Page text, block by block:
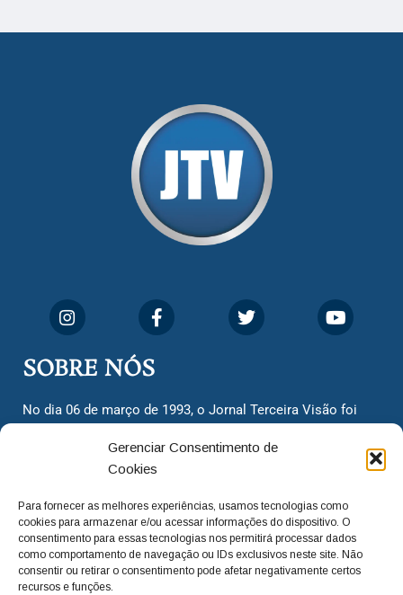
Gerenciar Consentimento de
Cookies
Para fornecer as melhores experiências, usamos tecnologias como
cookies para armazenar e/ou acessar informações do dispositivo. O
consentimento para essas tecnologias nos permitirá processar dados
como comportamento de navegação ou IDs exclusivos neste site. Não
consentir ou retirar o consentimento pode afetar negativamente certos
recursos e funções.
SOBRE NÓS
No dia 06 de março de 1993, o Jornal Terceira Visão foi
cidadãos valinhenses, já que naquela época só existiam
dois jornais. Há mais de 30 anos, o jornal continua
com o foco de trazer as melhores notícias. Nunca
deixamos de lado as necessidades do cidadão, sempre
questionando os órgãos públicos em busca de melhorias
para a cidade e sempre cobrando resoluções para casos